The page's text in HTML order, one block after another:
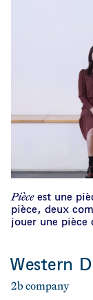
Pièceest une
pièce, deux
jouer une pièce
Western
2b company